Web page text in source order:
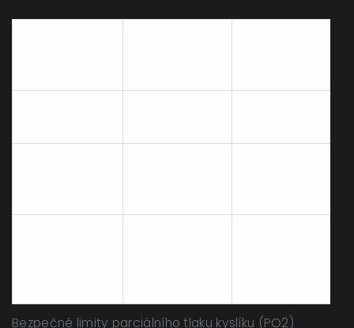
Bezpečné limity parciálního tlaku kyslíku (PO2)